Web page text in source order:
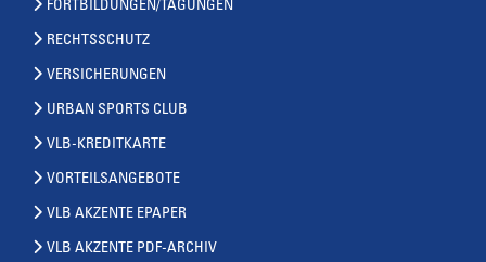
FORTBILDUNGEN/TAGUNGEN
RECHTSSCHUTZ
VERSICHERUNGEN
URBAN SPORTS CLUB
VLB-KREDITKARTE
VORTEILSANGEBOTE
VLB AKZENTE EPAPER
VLB AKZENTE PDF-ARCHIV